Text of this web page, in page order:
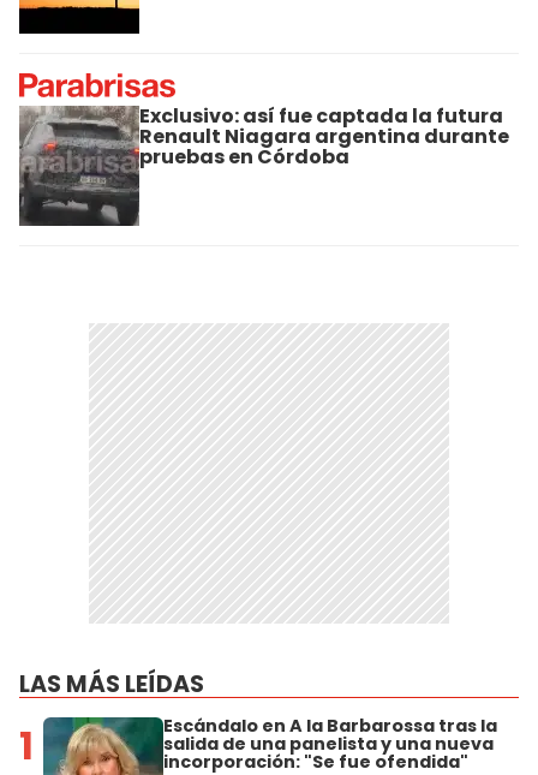
Exclusivo: así fue captada la futura
Renault Niagara argentina durante
pruebas en Córdoba
LAS MÁS LEÍDAS
1 Escándalo en A la Barbarossa tras la
salida de una panelista y una nueva
incorporación: "Se fue ofendida"